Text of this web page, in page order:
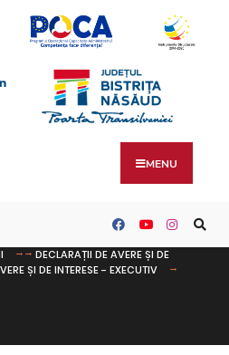
MENU
DECLARAȚII DE AVERE ȘI DE
ȘI DE INTERESE - EXECUTIV